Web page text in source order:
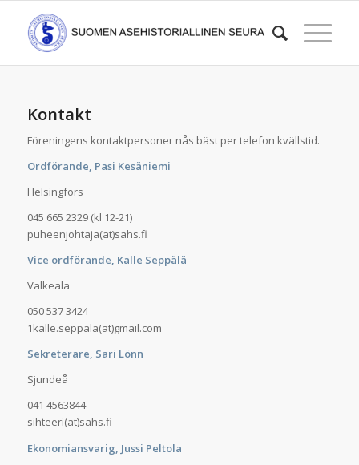
Kontakt
Föreningens kontaktpersoner nås bäst per telefon kvällstid.
Ordförande, Pasi Kesäniemi
Helsingfors
045 665 2329 (kl 12-21)
puheenjohtaja(at)sahs.fi
Vice ordförande, Kalle Seppälä
Valkeala
050 537 3424
1kalle.seppala(at)gmail.com
Sekreterare, Sari Lönn
Sjundeå
041 4563844
sihteeri(at)sahs.fi
Ekonomiansvarig, Jussi Peltola